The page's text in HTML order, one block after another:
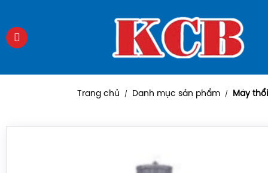
Trang chủ / Danh mục sản phẩm / Máy